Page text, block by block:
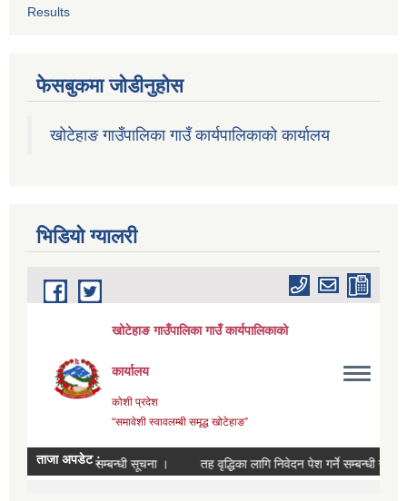
Results
फेसबुकमा जोडीनुहोस
खोटेहाङ गाउँपालिका गाउँ कार्यपालिकाको कार्यालय
भिडियाे ग्यालरी